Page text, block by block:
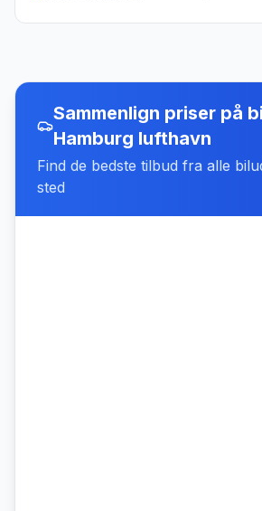
Sammenlign priser på
Hamburg lufthavn
Find de bedste tilbud fra alle
sted